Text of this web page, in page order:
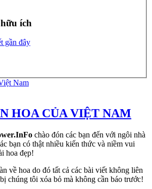
ích
gần đây
HOA CỦA VIỆT NAM
chào đón các bạn đến với ngôi nhà
bạn có thật nhiều kiến thức và niềm vui
hoa đẹp!
về hoa do đó tất cả các bài viết không liên
chúng tôi xóa bỏ mà không cần báo trước!